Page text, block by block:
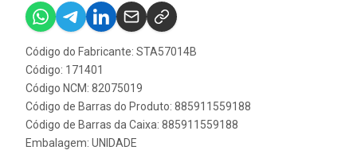
Código do Fabricante: STA57014B
Código: 171401
Código NCM: 82075019
Código de Barras do Produto: 885911559188
Código de Barras da Caixa: 885911559188
Embalagem: UNIDADE